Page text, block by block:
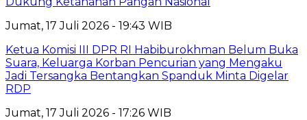
Jumat, 17 Juli 2026 - 19:43 WIB
Ketua Komisi III DPR RI Habiburokhman Belum Buka
Suara, Keluarga Korban Pencurian yang Mengaku
Jadi Tersangka Bentangkan Spanduk Minta Digelar
RDP
Jumat, 17 Juli 2026 - 17:26 WIB